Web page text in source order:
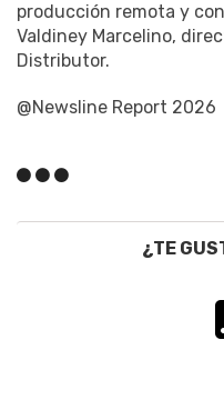
producción remota y
Valdiney Marcelino,
Distributor.
@Newsline Report 2026
¿TE